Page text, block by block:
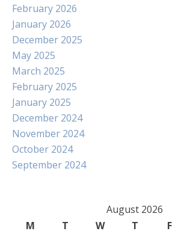
February 2026
January 2026
December 2025
May 2025
March 2025
February 2025
January 2025
December 2024
November 2024
October 2024
September 2024
August 2026
M
T W T F